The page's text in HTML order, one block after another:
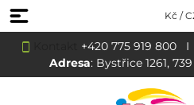
Kč /
+420 775 919 800I
Adresa: Bystřice 1261,